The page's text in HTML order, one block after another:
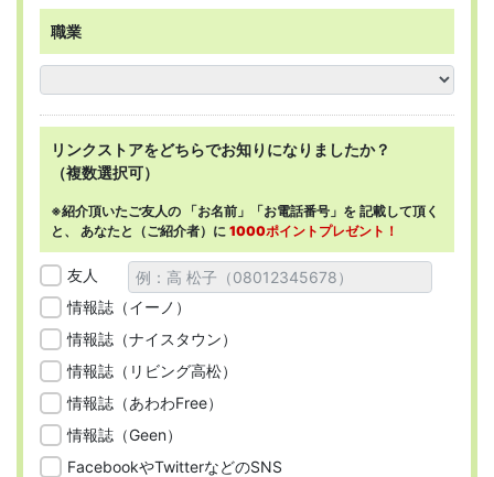
職業
リンクストアをどちらでお知りになりましたか？
（複数選択可）
※紹介頂いたご友人の 「お名前」「お電話番号」を 記載して頂く
と、 あなたと（ご紹介者）に 1000ポイントプレゼント！
友人
情報誌（イーノ）
情報誌（ナイスタウン）
情報誌（リビング高松）
情報誌（あわわFree）
情報誌（Geen）
FacebookやTwitterなどのSNS